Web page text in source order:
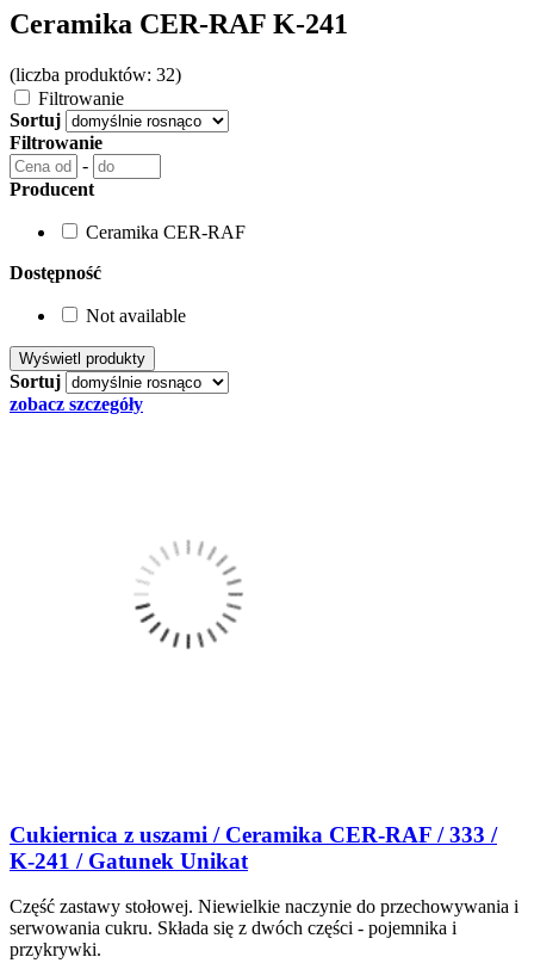
Ceramika CER-RAF K-241
(liczba produktów: 32)
Filtrowanie
Sortuj
Filtrowanie
-
Producent
Ceramika CER-RAF
Dostępność
Not available
Sortuj
zobacz szczegóły
Cukiernica z uszami / Ceramika CER-RAF / 333 /
K-241 / Gatunek Unikat
Część zastawy stołowej. Niewielkie naczynie do przechowywania i
serwowania cukru. Składa się z dwóch części - pojemnika i
przykrywki.